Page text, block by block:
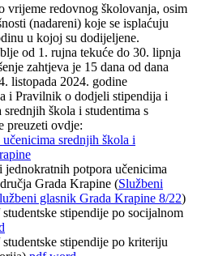
vrijeme redovnog školovanja, osim
(nadareni) koje se isplaćuju
u kojoj su dodijeljene.
od 1. rujna tekuće do 30. lipnja
zahtjeva je 15 dana od dana
listopada 2024. godine
i Pravilnik o dodjeli stipendija i
škola i studentima s
preuzeti ovdje:
srednjih škola i
potpora učenicima
Grada Krapine (Službeni
glasnik Grada Krapine 8/22)
stipendije po socijalnom
stipendije po kriteriju